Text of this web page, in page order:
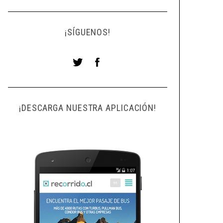
¡SÍGUENOS!
¡DESCARGA NUESTRA APLICACIÓN!